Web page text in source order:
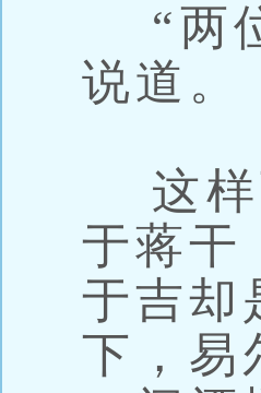
“两
说道。
这样
于蒋干
于吉却
下，易